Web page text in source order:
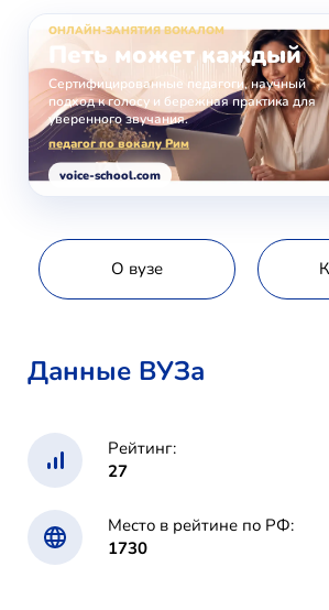
ОНЛАЙН-ЗАНЯТИЯ ВОКАЛОМ
Петь может каждый
Сертифицированные педагоги, научный
подход к голосу и бережная практика для
уверенного звучания.
педагог по вокалу Рим
voice-school.com
О вузе
Данные ВУЗа
Рейтинг:
27
Место в рейтине по РФ:
1730